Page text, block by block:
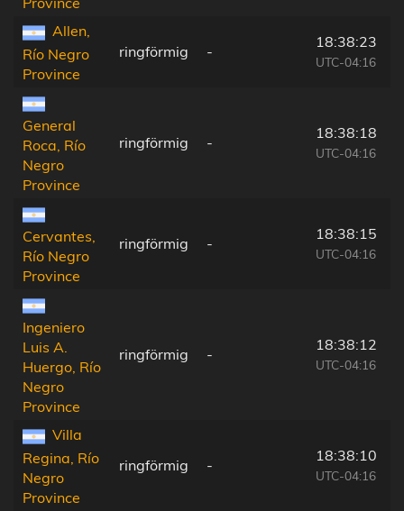
Allen,
Río Negro
Province
ringförmig -
18:38:23
UTC-04:16
General
Roca, Río
Negro
Province
ringförmig -
18:38:18
UTC-04:16
Cervantes,
Río Negro
Province
ringförmig -
18:38:15
UTC-04:16
Ingeniero
Luis A.
Huergo, Río
Negro
Province
ringförmig -
18:38:12
UTC-04:16
Villa
Regina, Río
Negro
Province
ringförmig -
18:38:10
UTC-04:16